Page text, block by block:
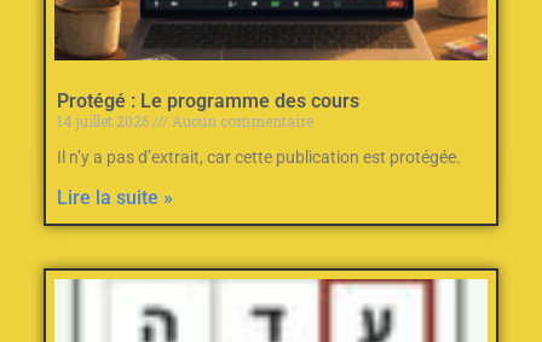
Protégé : Le programme des cours
14 juillet 2026
Aucun commentaire
Il n’y a pas d’extrait, car cette publication est protégée.
Lire la suite »